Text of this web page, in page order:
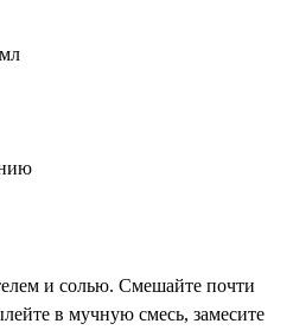
и солью. Смешайте почти
в мучную смесь, замесите